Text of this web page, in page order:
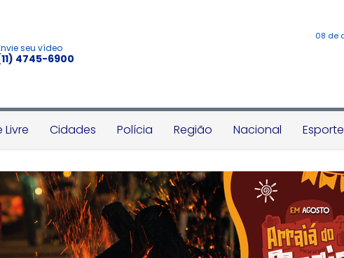
seu vídeo
4745-6900
08 de
Livre Cidades Polícia Região Nacional